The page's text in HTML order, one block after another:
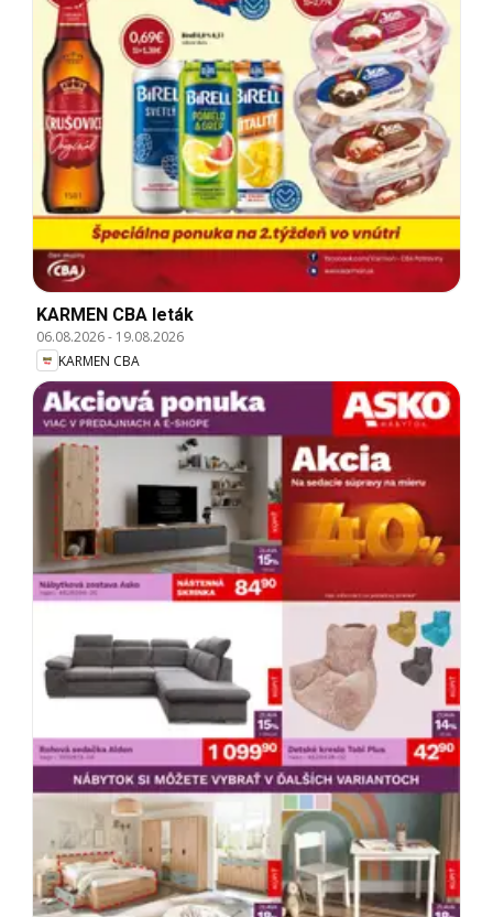
KARMEN CBA leták
06.08.2026- 19.08.2026
KARMEN CBA